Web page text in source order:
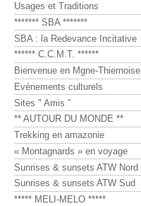
Usages et Traditions
******* SBA *******
SBA : la Redevance Incitative
****** C.C.M.T. ******
Bienvenue en Mgne-Thiernoise
Evénements culturels
Sites " Amis "
** AUTOUR DU MONDE **
Trekking en amazonie
« Montagnards » en voyage
Sunrises & sunsets ATW Nord
Sunrises & sunsets ATW Sud
***** MELI-MELO *****